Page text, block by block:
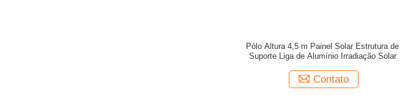
Pólo Altura 4,5 m Painel Solar Estrutura de
Suporte Liga de Alumínio Irradiação Solar
Contato